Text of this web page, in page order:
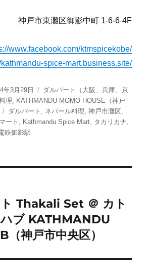
神戸市東灘区御影中町 1-6-6-4F
www.facebook.com/ktmspicekobe/
kathmandu-spice-mart.business.site/
年3月29日
カ
テ
ゴ
リ
ダルバート（大阪、兵庫、京
理, KATHMANDU MOMO HOUSE（神戸
タ
グ
ダルバート , ネパール料理,神戸市灘区,
ート , Kathmandu Spice Mart, タカリカナ,
鉄御影駅
Thakali Set ＠ カト
ブ KATHMANDU
神戸市中央区）